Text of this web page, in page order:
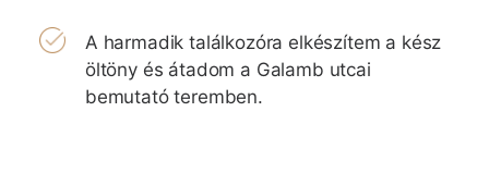
A harmadik találkozóra elkészítem a kész
öltöny és átadom a Galamb utcai
bemutató teremben.